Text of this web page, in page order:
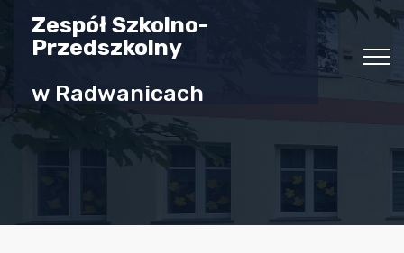
Zespół Szkolno-
Przedszkolny
w Radwanicach